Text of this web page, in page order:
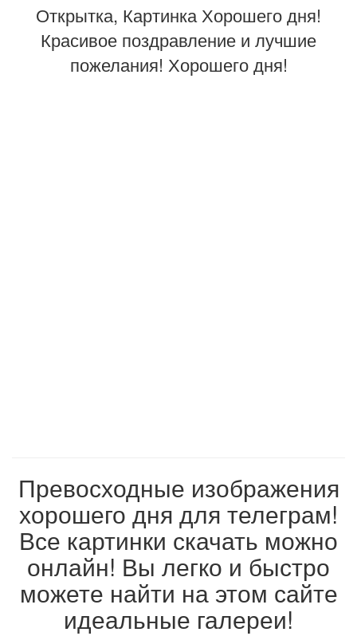
Открытка, Картинка Хорошего дня!
Красивое поздравление и лучшие
пожелания! Хорошего дня!
Превосходные изображения
хорошего дня для телеграм!
Все картинки скачать можно
онлайн! Вы легко и быстро
можете найти на этом сайте
идеальные галереи!